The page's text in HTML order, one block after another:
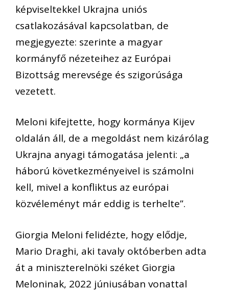
képviseltekkel Ukrajna uniós
csatlakozásával kapcsolatban, de
megjegyezte: szerinte a magyar
kormányfő nézeteihez az Európai
Bizottság merevsége és szigorúsága
vezetett.
Meloni kifejtette, hogy kormánya Kijev
oldalán áll, de a megoldást nem kizárólag
Ukrajna anyagi támogatása jelenti: „a
háború következményeivel is számolni
kell, mivel a konfliktus az európai
közvéleményt már eddig is terhelte”.
Giorgia Meloni felidézte, hogy elődje,
Mario Draghi, aki tavaly októberben adta
át a miniszterelnöki széket Giorgia
Meloninak, 2022 júniusában vonattal